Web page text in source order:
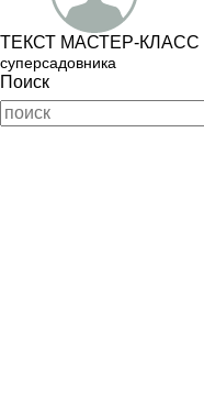
ТЕКСТ МАСТЕР-КЛАСС
суперсадовника
Поиск